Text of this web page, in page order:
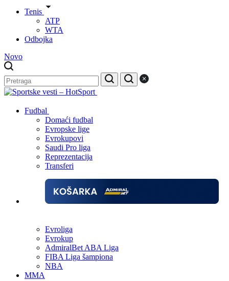
Tenis
ATP
WTA
Odbojka
Novo
Fudbal
Domaći fudbal
Evropske lige
Evrokupovi
Saudi Pro liga
Reprezentacija
Transferi
Evroliga
Evrokup
AdmiralBet ABA Liga
FIBA Liga šampiona
NBA
MMA